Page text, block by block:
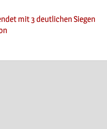
mit 3 deutlichen Siegen